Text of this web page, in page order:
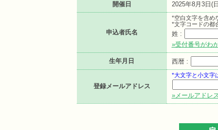
開催日 2025年8月3日(
申込者氏名
*空白文字を含め
*文字コードの都
姓 :
»受付番号がわ
生年月日 西暦 :
登録メールアドレス
*大文字と小文字
»メールアドレ